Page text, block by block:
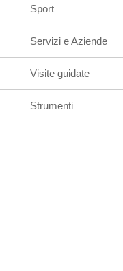
Sport
Servizi e Aziende
Visite guidate
Strumenti